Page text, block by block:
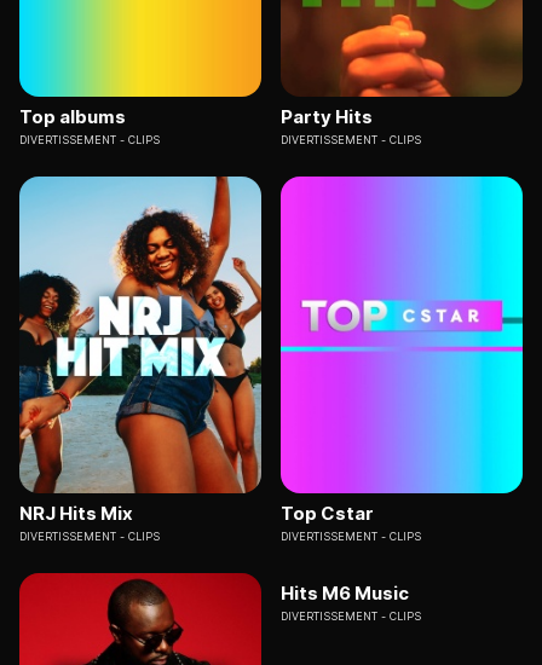
Top albums
DIVERTISSEMENT CLIPS
Party Hits
DIVERTISSEMENT CLIPS
NRJ Hits Mix
DIVERTISSEMENT CLIPS
Top Cstar
DIVERTISSEMENT CLIPS
Hits M6 Music
DIVERTISSEMENT CLIPS